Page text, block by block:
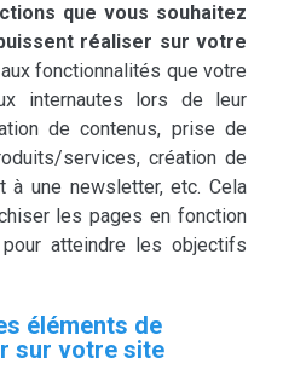
que vous souhaitez
réaliser sur votre
fonctionnalités que votre
internautes lors de leur
de contenus, prise de
services, création de
à une newsletter, etc. Cela
les pages en fonction
atteindre les objectifs
éléments de
sur votre site